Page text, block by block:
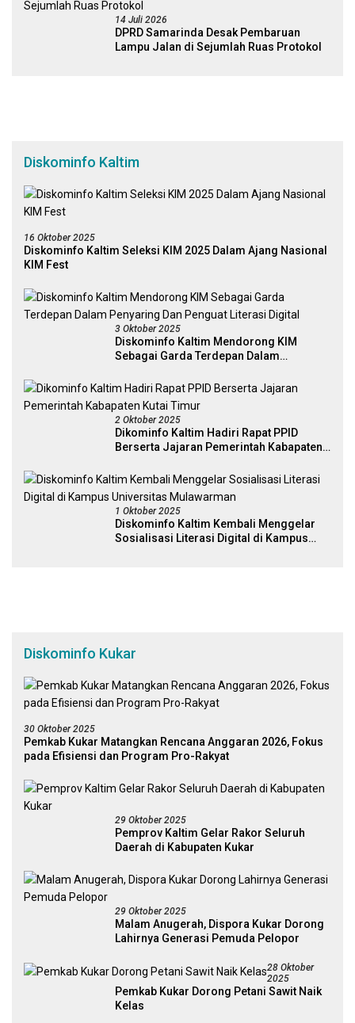
14 Juli 2026
DPRD Samarinda Desak Pembaruan
Lampu Jalan di Sejumlah Ruas Protokol
Diskominfo Kaltim
16 Oktober 2025
Diskominfo Kaltim Seleksi KIM 2025 Dalam Ajang Nasional
KIM Fest
3 Oktober 2025
Diskominfo Kaltim Mendorong KIM
Sebagai Garda Terdepan Dalam
2 Oktober 2025
Dikominfo Kaltim Hadiri Rapat PPID
Berserta Jajaran Pemerintah Kabapaten
1 Oktober 2025
Diskominfo Kaltim Kembali Menggelar
Sosialisasi Literasi Digital di Kampus
Diskominfo Kukar
30 Oktober 2025
Pemkab Kukar Matangkan Rencana Anggaran 2026, Fokus
pada Efisiensi dan Program Pro-Rakyat
29 Oktober 2025
Pemprov Kaltim Gelar Rakor Seluruh
Daerah di Kabupaten Kukar
29 Oktober 2025
Malam Anugerah, Dispora Kukar Dorong
Lahirnya Generasi Pemuda Pelopor
28 Oktober
2025
Pemkab Kukar Dorong Petani Sawit Naik
Kelas